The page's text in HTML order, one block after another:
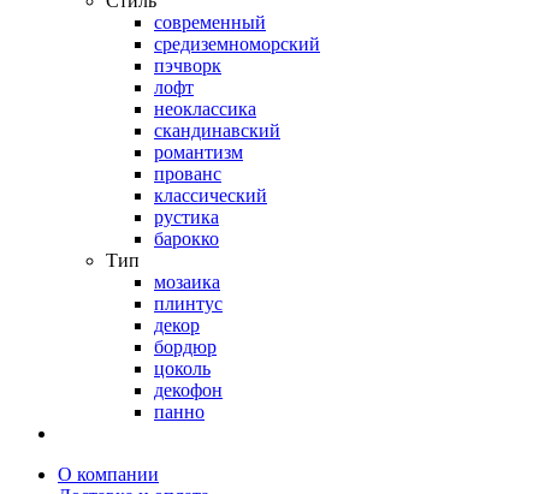
современный
средиземноморский
пэчворк
лофт
неоклассика
скандинавский
романтизм
прованс
классический
рустика
барокко
Тип
мозаика
плинтус
декор
бордюр
цоколь
декофон
панно
О компании